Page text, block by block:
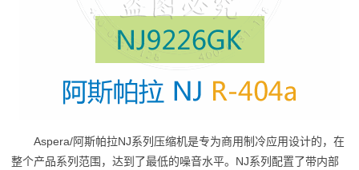
Aspera/阿斯帕拉NJ系列压缩机是专为商用制冷应用设计的，在
整个产品系列范围，达到了最低的噪音水平。NJ系列配置了带内部